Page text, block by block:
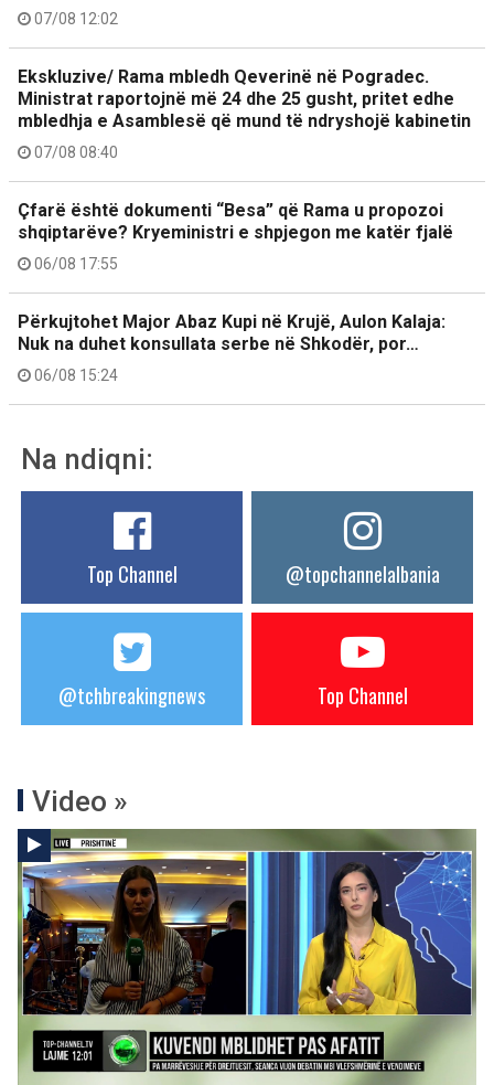
07/08 12:02
Ekskluzive/ Rama mbledh Qeverinë në Pogradec.
Ministrat raportojnë më 24 dhe 25 gusht, pritet edhe
mbledhja e Asamblesë që mund të ndryshojë kabinetin
07/08 08:40
Çfarë është dokumenti “Besa” që Rama u propozoi
shqiptarëve? Kryeministri e shpjegon me katër fjalë
06/08 17:55
Përkujtohet Major Abaz Kupi në Krujë, Aulon Kalaja:
Nuk na duhet konsullata serbe në Shkodër, por…
06/08 15:24
Na ndiqni:
Top Channel @topchannelalbania
@tchbreakingnews Top Channel
Video »